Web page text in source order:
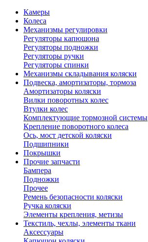
Камеры
Колеса
Механизмы регулировки
Регуляторы капюшона
Регуляторы подножки
Регуляторы ручки
Регуляторы спинки
Механизмы складывания коляски
Подвеска, амортизаторы, тормоза
Амортизаторы коляски
Вилки поворотных колес
Втулки колес
Комплектующие тормозной системы
Крепление поворотного колеса
Ось, мост детской коляски
Подшипники
Покрышки
Прочие запчасти
Бампера
Подножки
Прочее
Ремень безопасности коляски
Ручка коляски
Элементы крепления, метизы
Текстиль, чехлы, элементы ткани
Аксессуары